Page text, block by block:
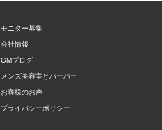
モニター募集
会社情報
GMブログ
メンズ美容室とバーバー
お客様のお声
プライバシーポリシー